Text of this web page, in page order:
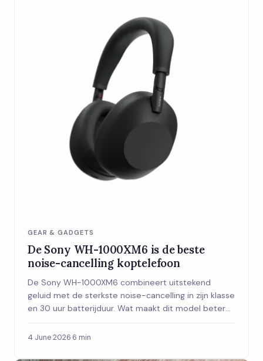
GEAR & GADGETS
De Sony WH-1000XM6 is de beste
noise-cancelling koptelefoon
De Sony WH-1000XM6 combineert uitstekend
geluid met de sterkste noise-cancelling in zijn klasse
en 30 uur batterijduur. Wat maakt dit model beter
waard?
4 June 2026·6 min